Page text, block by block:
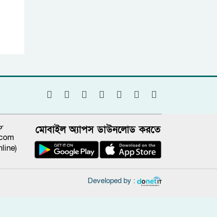
মোবাইল অ্যাপস ডাউনলোড করতে
Developed by :